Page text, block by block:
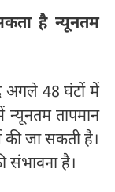
है न्यूनतम
अगले 48 घंटों में
न्यूनतम तापमान
की जा सकती है।
है।